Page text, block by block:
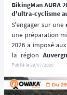
BikingMan AURA
d'ultra-cyclisme
S'engager sur une
une préparation
2026 a imposé
la région
l'amplitude
solo ou en duo
chirurgicale.
Publié le29/07/2026